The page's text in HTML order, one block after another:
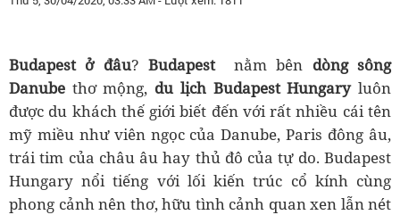
Budapest ở đâu?Budapestnằm bên dòng sông
Danube thơ mộng, du lịch Budapest Hungaryluôn
được du khách thế giới biết đến với rất nhiều cái tên
mỹ miều như viên ngọc của Danube, Paris đông âu,
trái tim của châu âu hay thủ đô của tự do. Budapest
Hungary nổi tiếng với lối kiến trúc cổ kính cùng
phong cảnh nên thơ, hữu tình cảnh quan xen lẫn nét